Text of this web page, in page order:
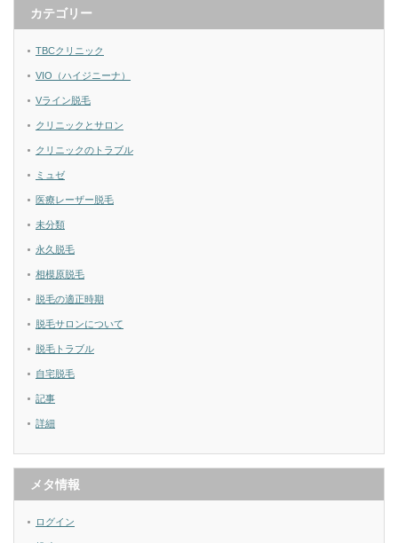
カテゴリー
TBCクリニック
VIO（ハイジニーナ）
Vライン脱毛
クリニックとサロン
クリニックのトラブル
ミュゼ
医療レーザー脱毛
未分類
永久脱毛
相模原脱毛
脱毛の適正時期
脱毛サロンについて
脱毛トラブル
自宅脱毛
記事
詳細
メタ情報
ログイン